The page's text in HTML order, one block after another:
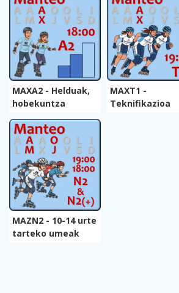
MAXA2 - Helduak,
hobekuntza
MAXT1 -
Teknifikazioa
MAZN2 - 10-14 urte
tarteko umeak